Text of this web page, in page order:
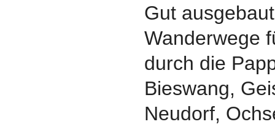
Gut
Wanderwege
durch die
Bieswang,
Neudorf,